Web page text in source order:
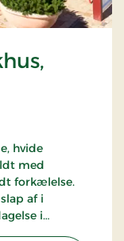
hvide
med
forkælelse.
af i
i